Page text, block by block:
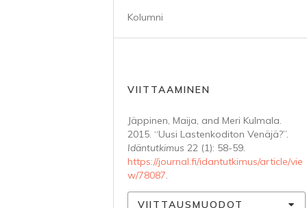
Kolumni
VIITTAAMINEN
Jäppinen, Maija, and Meri Kulmala.
2015. “Uusi Lastenkoditon Venäjä?”.
Idäntutkimus 22 (1): 58-59.
https://journal.fi/idantutkimus/article/vie
w/78087.
VIITTAUSMUODOT